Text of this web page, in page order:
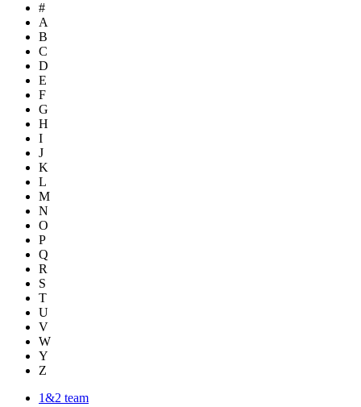
#
A
B
C
D
E
F
G
H
I
J
K
L
M
N
O
P
Q
R
S
T
U
V
W
Y
Z
1&2 team